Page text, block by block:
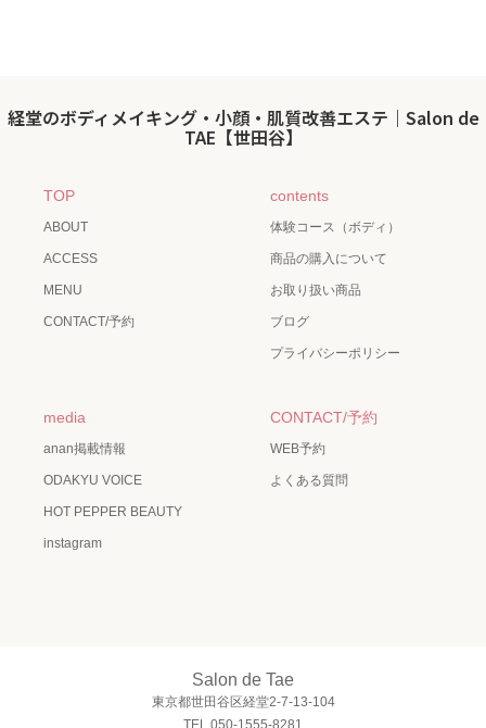
経堂のボディメイキング・小顔・肌質改善エステ｜Salon de
TAE【世田谷】
TOP
ABOUT
ACCESS
MENU
CONTACT/予約
contents
体験コース（ボディ）
商品の購入について
お取り扱い商品
ブログ
プライバシーポリシー
media
anan掲載情報
ODAKYU VOICE
HOT PEPPER BEAUTY
instagram
CONTACT/予約
WEB予約
よくある質問
Salon de Tae
東京都世田谷区経堂2-7-13-104
TEL.050-1555-8281